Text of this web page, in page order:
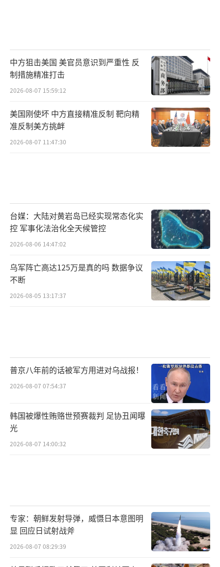
中方狙击美国 美官员意识到严重性 反
制措施精准打击
2026-08-07 15:59:12
美国刚使坏 中方直接精准反制 靶向精
准反制美方挑衅
2026-08-07 11:47:30
台媒：大陆对黄岩岛已经实现常态化实
控 军事化法治化全天候管控
2026-08-06 14:47:02
乌军阵亡高达125万是真的吗 数据争议
不断
2026-08-05 13:17:37
普京八年前的话被军方用进对乌战报！
2026-08-07 07:54:37
韩国被爆性贿赂世预赛裁判 足协丑闻曝
光
2026-08-07 14:00:32
专家：朝鲜发射导弹，威慑日本意图明
显 回应日试射战斧
2026-08-07 08:29:39